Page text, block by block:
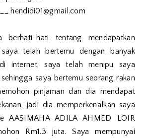
hendidi01@gmail.com
berhati-hati tentang mendapatkan
telah bertemu dengan banyak
internet, saya telah menipu saya
saya bertemu seorang rakan
pinjaman dan dia mendapat
jadi dia memperkenalkan saya
AASIMAHA ADILA AHMED LOIR
Rm1.3 juta. Saya mempunyai